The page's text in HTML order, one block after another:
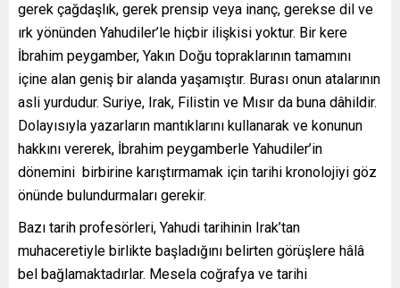
gerek çağdaşlık, gerek prensip veya inanç, gerekse dil ve
ırk yönünden Yahudiler’le hiçbir ilişkisi yoktur. Bir kere
İbrahim peygamber, Yakın Doğu topraklarının tamamını
içine alan geniş bir alanda yaşamıştır. Burası onun atalarının
asli yurdudur. Suriye, Irak, Filistin ve Mısır da buna dâhildir.
Dolayısıyla yazarların mantıklarını kullanarak ve konunun
hakkını vererek, İbrahim peygamberle Yahudiler’in
dönemini birbirine karıştırmamak için tarihi kronolojiyi göz
önünde bulundurmaları gerekir.
Bazı tarih profesörleri, Yahudi tarihinin Irak’tan
muhaceretiyle birlikte başladığını belirten görüşlere hâlâ
bel bağlamaktadırlar. Mesela coğrafya ve tarihi